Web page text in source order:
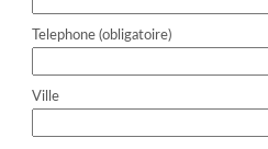
Telephone (obligatoire)
Ville